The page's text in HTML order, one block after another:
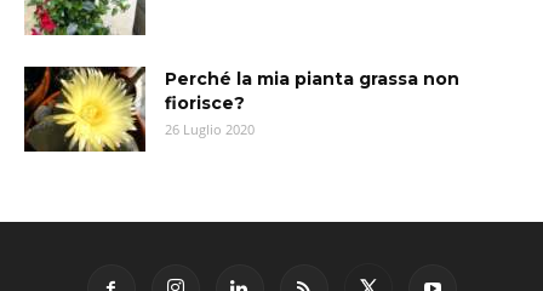
Perché la mia pianta grassa non
fiorisce?
26 Luglio 2020